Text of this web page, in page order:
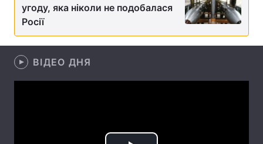
Контакти
Послуги
угоду, яка ніколи не подобалася
Росії
ВІДЕО ДНЯ